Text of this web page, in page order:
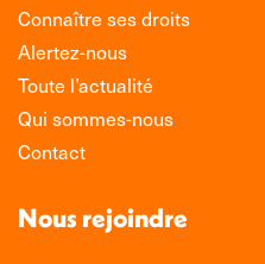
Connaître ses droits
Alertez-nous
Toute l’actualité
Qui sommes-nous
Contact
Nous rejoindre